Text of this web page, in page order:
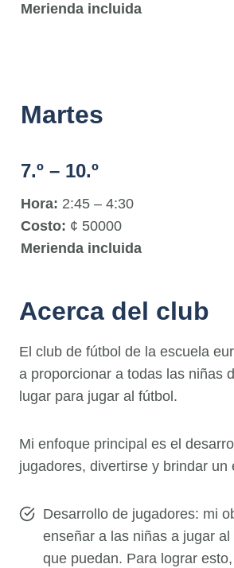
Merienda incluida
Martes
7.º – 10.º
Hora: 2:45 – 4:30
Costo: ¢ 50000
Merienda incluida
Acerca del club
El club de fútbol de la escuela
a proporcionar a todas las niñas
lugar para jugar al fútbol.
Mi enfoque principal es el
jugadores, divertirse y brindar un
Desarrollo de jugadores: mi
enseñar a las niñas a jugar
que puedan. Para lograr